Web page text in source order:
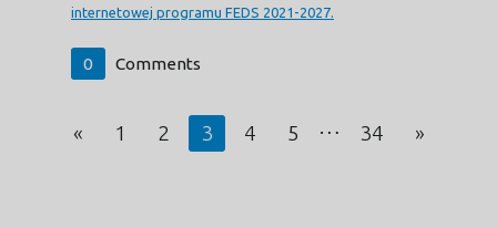
internetowej programu FEDS 2021-2027.
0 Comments
« 1 2 3 4 5 … 34 »